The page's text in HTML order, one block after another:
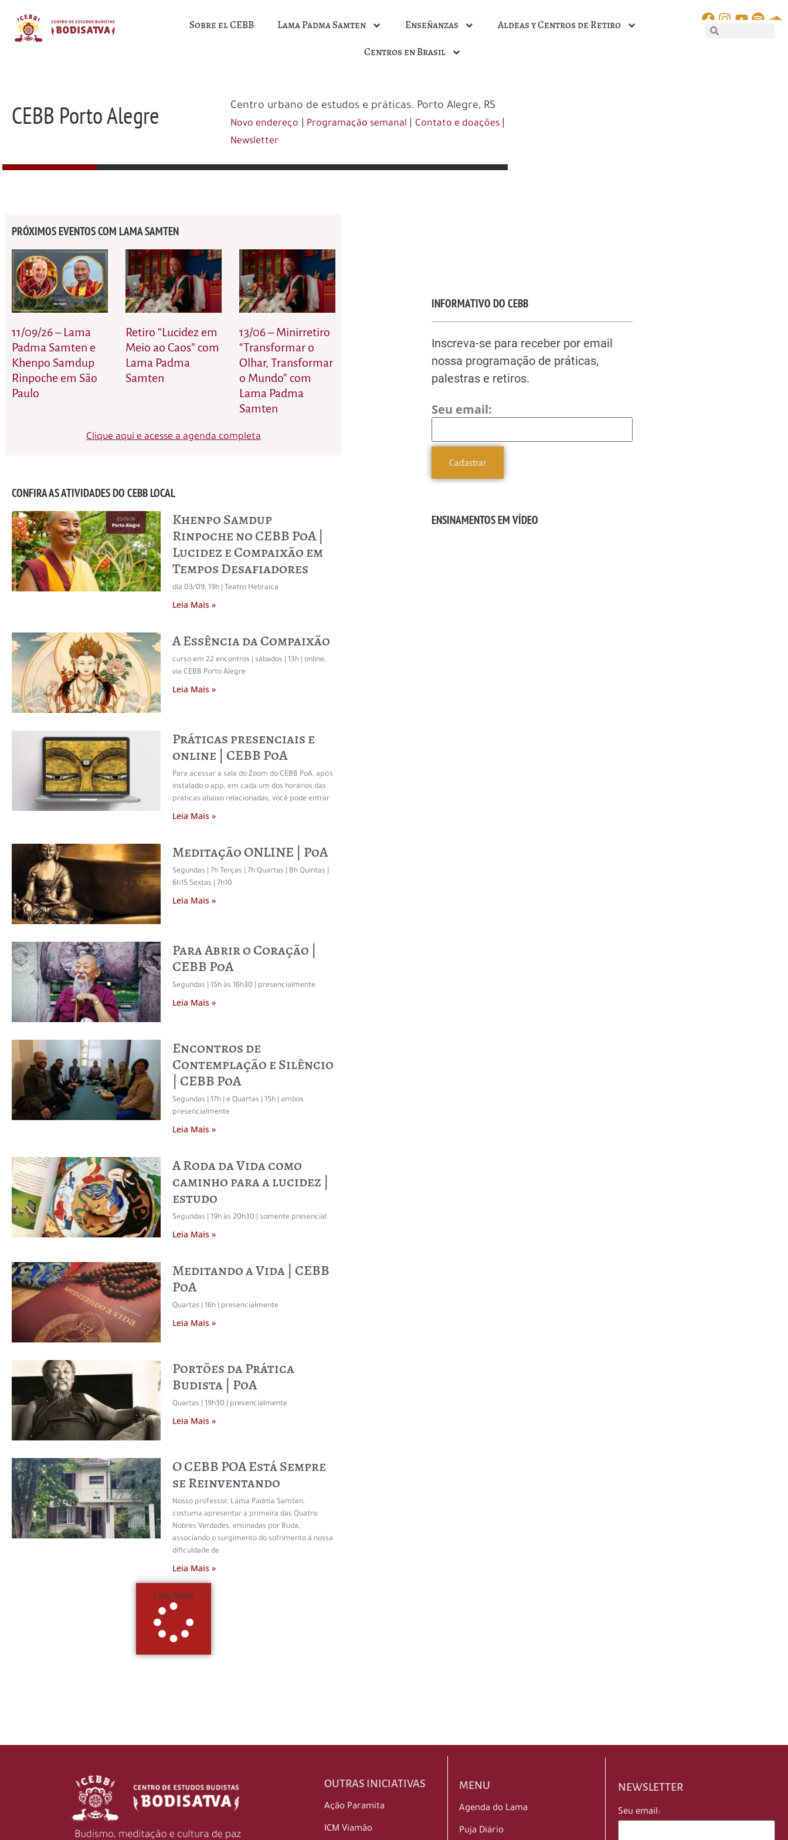
Sobre el CEBB Lama Padma Samten Enseñanzas
Aldeas y Centros de Retiro
Centros en Brasil
CEBB Porto Alegre Centro urbano de estudos e práticas. Porto Alegre, RS
Novo endereço Programação semanal Contato e doações
Newsletter
PRÓXIMOS EVENTOS COM LAMA SAMTEN
11/09/26 – Lama
Padma Samten e
Khenpo Samdup
Rinpoche em São
Paulo
Retiro “Lucidez em
Meio ao Caos” com
Lama Padma
Samten
13/06 – Minirretiro
“Transformar o
Olhar, Transformar
o Mundo” com
Lama Padma
Samten
Clique aqui e acesse a agenda completa
CONFIRA AS ATIVIDADES DO CEBB LOCAL
Khenpo Samdup
Rinpoche no CEBB PoA |
Lucidez e Compaixão em
Tempos Desafiadores
dia 03/09, 19h | Teatro Hebraica
Leia Mais »
A Essência da Compaixão
curso em 22 encontros | sábados | 13h | online,
via CEBB Porto Alegre
Leia Mais »
Práticas presenciais e
online | CEBB PoA
Para acessar a sala do Zoom do CEBB PoA, após
instalado o app, em cada um dos horários das
práticas abaixo relacionadas, você pode entrar
Leia Mais »
Meditação ONLINE | PoA
Segundas | 7h Terças | 7h Quartas | 8h Quintas |
6h15 Sextas | 7h10
Leia Mais »
Para Abrir o Coração |
CEBB PoA
Segundas | 15h às 16h30 | presencialmente
Leia Mais »
Encontros de
Contemplação e Silêncio
| CEBB PoA
Segundas | 17h | e Quartas | 15h | ambos
presencialmente
Leia Mais »
A Roda da Vida como
caminho para a lucidez |
estudo
Segundas | 19h às 20h30 | somente presencial
Leia Mais »
Meditando a Vida | CEBB
PoA
Quartas | 16h | presencialmente
Leia Mais »
Portões da Prática
Budista | PoA
Quartas | 19h30 | presencialmente
Leia Mais »
O CEBB POA Está Sempre
se Reinventando
Nosso professor, Lama Padma Samten,
costuma apresentar a primeira das Quatro
Nobres Verdades, ensinadas por Buda,
associando o surgimento do sofrimento à nossa
dificuldade de
Leia Mais »
Leia Mais
INFORMATIVO DO CEBB
Inscreva-se para receber por email
nossa programação de práticas,
palestras e retiros.
Seu email:
ENSINAMENTOS EM VÍDEO
OUTRAS INICIATIVAS
Ação Paramita
ICM Viamão
MENU
Agenda do Lama
Puja Diário
NEWSLETTER
Seu email: